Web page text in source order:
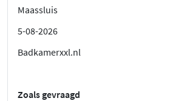
Maassluis
5-08-2026
Badkamerxxl.nl
Zoals gevraagd